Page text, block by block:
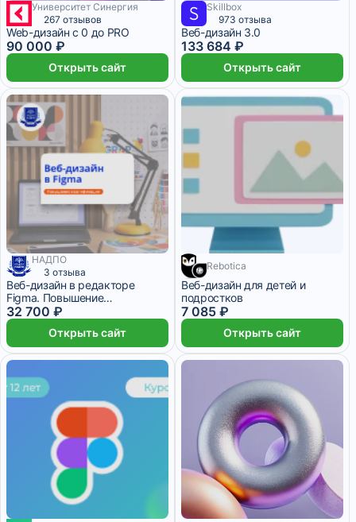
2 500 ₽/мес 5 месяцев
Университет Синергия
267 отзывов
Web-дизайн с 0 до PRO
90 000 ₽
Открыть сайт
5 570 ₽/мес 9 месяцев
Skillbox
973 отзыва
Веб-дизайн 3.0
133 684 ₽
Открыть сайт
НАДПО
3 отзыва
Веб-дизайн в редакторе
Figma. Повышение
квалификации
32 700 ₽
Открыть сайт
Rebotica
Веб-дизайн для детей и
подростков
7 085 ₽
Открыть сайт